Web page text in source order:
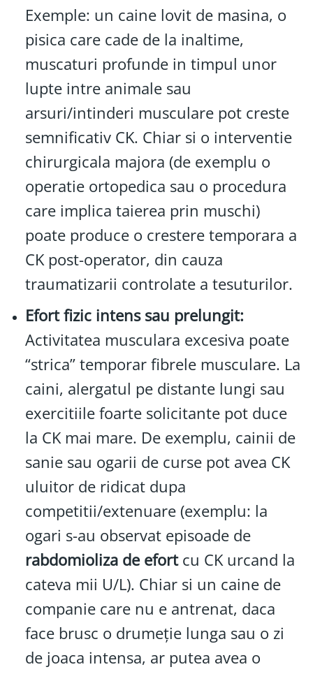
Exemple: un caine lovit de masina, o
pisica care cade de la inaltime,
muscaturi profunde in timpul unor
lupte intre animale sau
arsuri/intinderi musculare pot creste
semnificativ CK. Chiar si o interventie
chirurgicala majora (de exemplu o
operatie ortopedica sau o procedura
care implica taierea prin muschi)
poate produce o crestere temporara a
CK post-operator, din cauza
traumatizarii controlate a tesuturilor.
Efort fizic intens sau prelungit:
Activitatea musculara excesiva poate
“strica” temporar fibrele musculare. La
caini, alergatul pe distante lungi sau
exercitiile foarte solicitante pot duce
la CK mai mare. De exemplu, cainii de
sanie sau ogarii de curse pot avea CK
uluitor de ridicat dupa
competitii/extenuare (exemplu: la
ogari s-au observat episoade de
rabdomioliza de efortcu CK urcand la
cateva mii U/L). Chiar si un caine de
companie care nu e antrenat, daca
face brusc o drumeție lunga sau o zi
de joaca intensa, ar putea avea o